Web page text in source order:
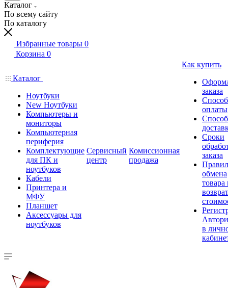
Каталог
По всему сайту
По каталогу
Избранные товары 0
Корзина 0
Каталог
Ноутбуки
New Ноутбуки
Компьютеры и
мониторы
Компьютерная
периферия
Комплектующие
для ПК и
ноутбуков
Кабели
Принтера и
МФУ
Планшет
Аксессуары для
ноутбуков
Сервисный
центр
Комиссионная
продажа
Как купить
заказа
оплаты
Сроки
заказа
обмена
товара
в